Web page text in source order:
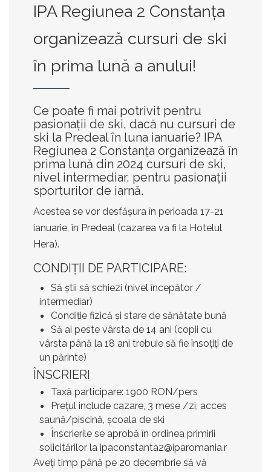
IPA Regiunea 2 Constanța
organizează cursuri de ski
în prima lună a anului!
Ce poate fi mai potrivit pentru
pasionații de ski, dacă nu cursuri de
ski la Predeal în luna ianuarie? IPA
Regiunea 2 Constanța organizează în
prima lună din 2024 cursuri de ski,
nivel intermediar, pentru pasionații
sporturilor de iarnă.
Acestea se vor desfășura în perioada 17-21
ianuarie, în Predeal (cazarea va fi la Hotelul
Hera).
CONDIȚII DE PARTICIPARE:
Să știi să schiezi (nivel începător /
intermediar)
Condiție fizică și stare de sănătate bună
Să ai peste vârsta de 14 ani (copii cu
vârsta până la 18 ani trebuie să fie însoțiți de
un părinte)
ÎNSCRIERI
Taxă participare:1900 RON/pers
Prețul include cazare, 3 mese /zi, acces
saună/piscină, școala de ski
Înscrierile se aprobă în ordinea primirii
solicitărilor la ipaconstanta2@iparomania.r
Aveți timp până pe 20 decembrie să vă